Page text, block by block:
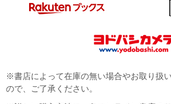
※書店によって在庫の無い場合やお取り扱
ので、ご了承ください。